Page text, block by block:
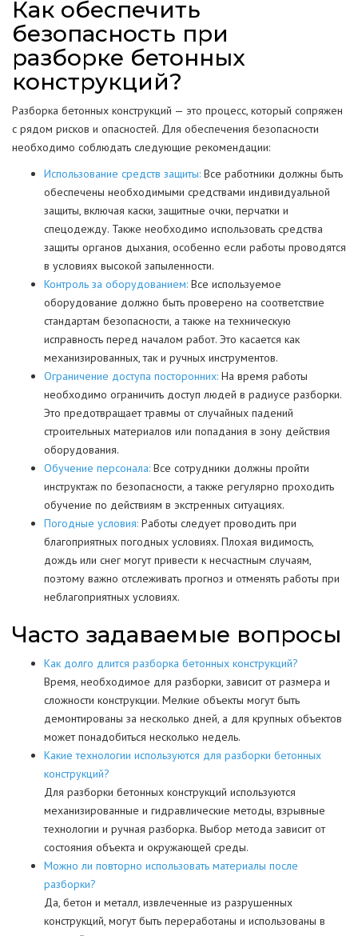
Как обеспечить
безопасность при
разборке бетонных
конструкций?
Разборка бетонных конструкций — это процесс, который сопряжен
с рядом рисков и опасностей. Для обеспечения безопасности
необходимо соблюдать следующие рекомендации:
Использование средств защиты: Все работники должны быть
обеспечены необходимыми средствами индивидуальной
защиты, включая каски, защитные очки, перчатки и
спецодежду. Также необходимо использовать средства
защиты органов дыхания, особенно если работы проводятся
в условиях высокой запыленности.
Контроль за оборудованием: Все используемое
оборудование должно быть проверено на соответствие
стандартам безопасности, а также на техническую
исправность перед началом работ. Это касается как
механизированных, так и ручных инструментов.
Ограничение доступа посторонних: На время работы
необходимо ограничить доступ людей в радиусе разборки.
Это предотвращает травмы от случайных падений
строительных материалов или попадания в зону действия
оборудования.
Обучение персонала: Все сотрудники должны пройти
инструктаж по безопасности, а также регулярно проходить
обучение по действиям в экстренных ситуациях.
Погодные условия: Работы следует проводить при
благоприятных погодных условиях. Плохая видимость,
дождь или снег могут привести к несчастным случаям,
поэтому важно отслеживать прогноз и отменять работы при
неблагоприятных условиях.
Часто задаваемые вопросы
Как долго длится разборка бетонных конструкций?
Время, необходимое для разборки, зависит от размера и
сложности конструкции. Мелкие объекты могут быть
демонтированы за несколько дней, а для крупных объектов
может понадобиться несколько недель.
Какие технологии используются для разборки бетонных
конструкций?
Для разборки бетонных конструкций используются
механизированные и гидравлические методы, взрывные
технологии и ручная разборка. Выбор метода зависит от
состояния объекта и окружающей среды.
Можно ли повторно использовать материалы после
разборки?
Да, бетон и металл, извлеченные из разрушенных
конструкций, могут быть переработаны и использованы в